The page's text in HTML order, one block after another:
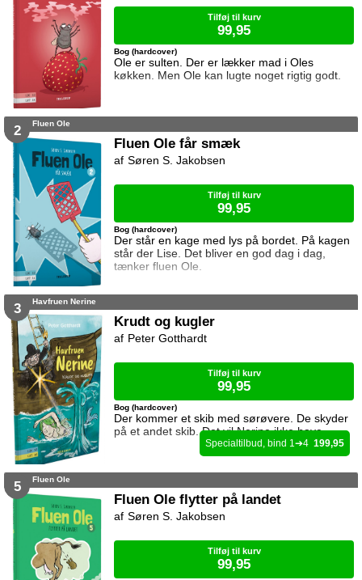
Ole er sulten. Der er lækker mad i Oles
køkken. Men Ole kan lugte noget rigtig godt.
Bog (hardcover)
Tilføj til kurv
99,95
2 Fluen Ole
Fluen Ole får smæk
Der står en kage med lys på bordet. På kagen
står der Lise. Det bliver en god dag i dag,
tænker fluen Ole.
Bog (hardcover)
Søren S. Jakobsen
Tilføj til kurv
99,95
3 Havfruen Nerine
Krudt og kugler
Der kommer et skib med sørøvere. De skyder
på et andet skib. Det vil Nerine ikke have.
Bog (hardcover)
Peter Gotthardt
Tilføj til kurv
99,95
1 4 199,95
5 Fluen Ole
Fluen Ole flytter på landet
Søren S. Jakobsen
Tilføj til kurv
99,95